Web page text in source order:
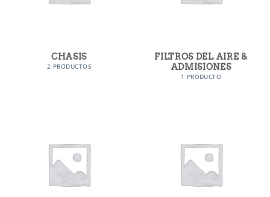
CHASIS
2 PRODUCTOS
FILTROS DEL AIRE &
ADMISIONES
1 PRODUCTO